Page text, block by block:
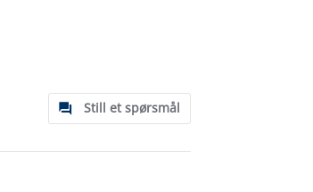
Still et spørsmål